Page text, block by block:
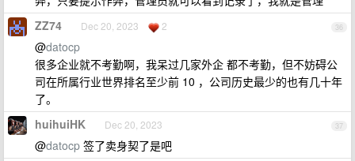
36
ZZ74 Dec 20, 2023 2
@datocp
很多企业就不考勤啊，我呆过几家外企 都不考勤，但不妨碍公
司在所属行业世界排名至少前 10 ，公司历史最少的也有几十年
了。
37
huihuiHK Dec 20, 2023
@datocp 签了卖身契了是吧